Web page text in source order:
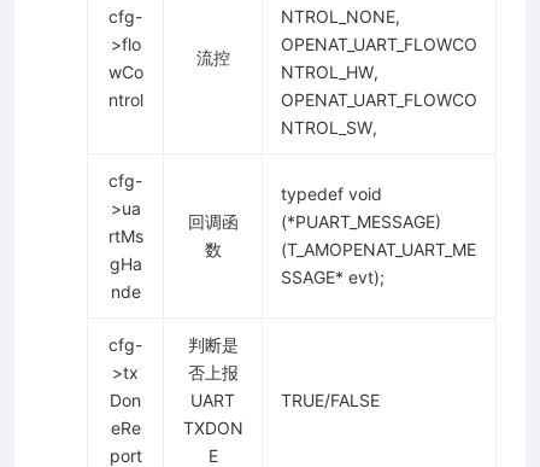
cfg-
>flo
wCo
ntrol
流控
NTROL_NONE,
OPENAT_UART_FLOWCO
NTROL_HW,
OPENAT_UART_FLOWCO
NTROL_SW,
cfg-
>ua
rtMs
gHa
nde
回调函
数
typedef void
(*PUART_MESSAGE)
(T_AMOPENAT_UART_ME
SSAGE* evt);
cfg-
>tx
Don
eRe
port
判断是
否上报
UART
TXDON
E
TRUE/FALSE